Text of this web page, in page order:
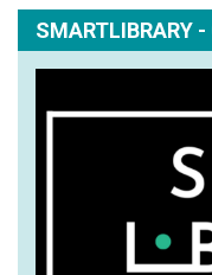
SMARTLIBRARY